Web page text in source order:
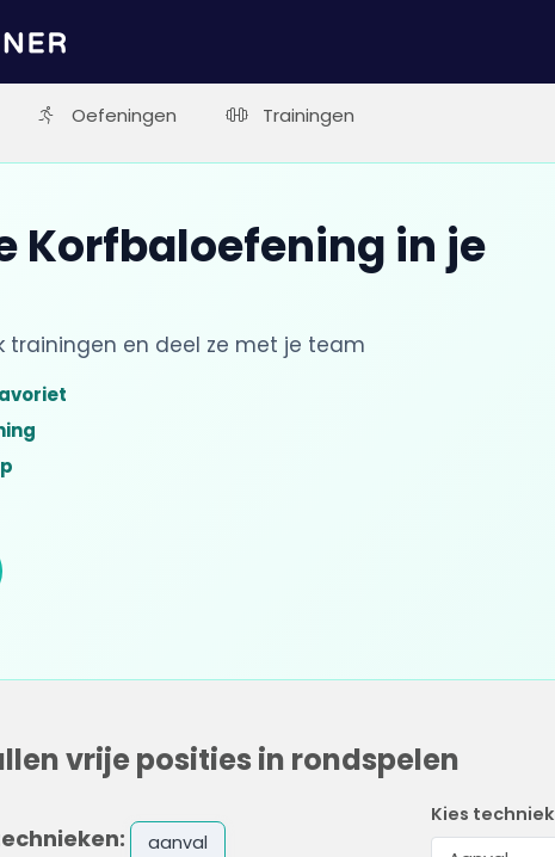
Oefeningen Trainingen
Korfbaloefening in je
trainingen en deel ze met je team
vrije posities in rondspelen
aanval
Kies techniek